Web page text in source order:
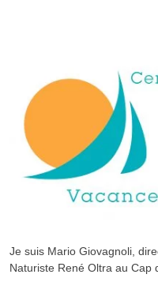
Je suis Mario Giovagnoli,
Naturiste René Oltra au Cap